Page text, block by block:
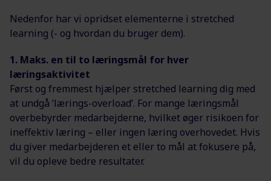
Nedenfor har vi opridset elementerne i stretched
learning (- og hvordan du bruger dem).
1. Maks. en til to læringsmål for hver
læringsaktivitet
Først og fremmest hjælper stretched learning dig med
at undgå ’lærings-overload’. For mange læringsmål
overbebyrder medarbejderne, hvilket øger risikoen for
ineffektiv læring – eller ingen læring overhovedet. Hvis
du giver medarbejderen et eller to mål at fokusere på,
vil du opleve bedre resultater.